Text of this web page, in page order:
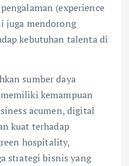
(experience
juga mendorong
kebutuhan talenta di
sumber daya
kemampuan
acumen, digital
kuat terhadap
hospitality,
strategi bisnis yang